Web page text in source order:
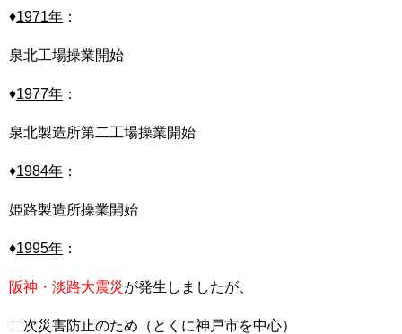
♦1971年 ：
泉北工場操業開始
♦1977年 ：
泉北製造所第二工場操業開始
♦1984年 ：
姫路製造所操業開始
♦1995年 ：
阪神・淡路大震災が発生しましたが、
二次災害防止のため（とくに神戸市を中心）